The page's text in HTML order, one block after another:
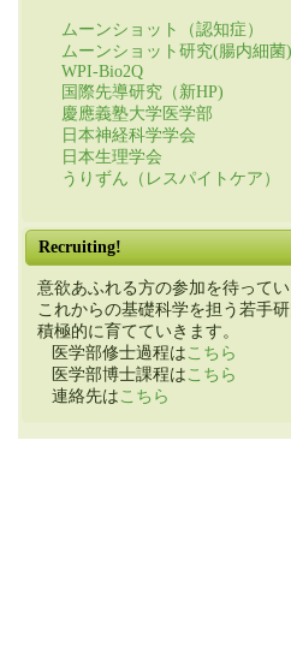
ムーンショット（認知症）
ムーンショット研究(腸内細菌)
WPI-Bio2Q
国際先導研究（新HP)
慶應義塾大学医学部
日本神経科学学会
日本生理学会
うりずん（レスパイトケア）
Recruiting!
意欲あふれる方の参加を待ってい
これからの基礎科学を担う若手
積極的に育てていきます。
医学部修士過程は こちら
医学部博士課程は こちら
連絡先は こちら